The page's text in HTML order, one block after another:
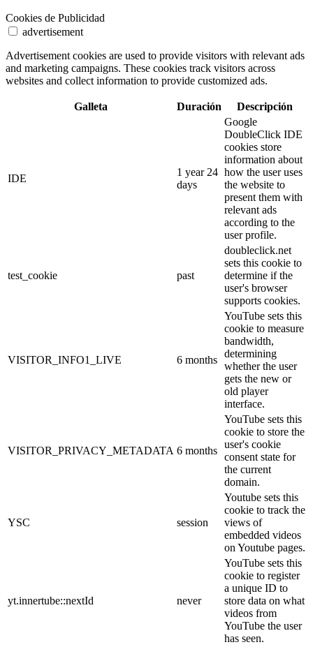
Cookies de Publicidad
advertisement
Advertisement cookies are used to provide visitors with relevant ads
and marketing campaigns. These cookies track visitors across
websites and collect information to provide customized ads.
Galleta Duración Descripción
IDE
1 year 24
days
Google
DoubleClick IDE
cookies store
information about
how the user uses
the website to
present them with
relevant ads
according to the
user profile.
test_cookie past
doubleclick.net
sets this cookie to
determine if the
user's browser
supports cookies.
VISITOR_INFO1_LIVE 6 months
YouTube sets this
cookie to measure
bandwidth,
determining
whether the user
gets the new or
old player
interface.
VISITOR_PRIVACY_METADATA 6 months
YouTube sets this
cookie to store the
user's cookie
consent state for
the current
domain.
YSC session
Youtube sets this
cookie to track the
views of
embedded videos
on Youtube pages.
yt.innertube::nextId never
YouTube sets this
cookie to register
a unique ID to
store data on what
videos from
YouTube the user
has seen.